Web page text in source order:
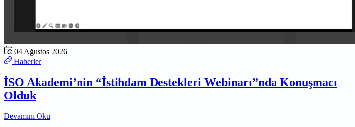
04 Ağustos 2026
Haberler
İSO Akademi’nin “İstihdam Destekleri Webinarı”nda Konuşmacı
Olduk
Devamını Oku